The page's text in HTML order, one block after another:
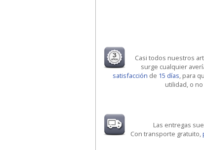
Casi todos nuestros
surge cualquier
satisfacción de 15 días, para
utilidad, o
Las entregas
Con transporte gratuito,